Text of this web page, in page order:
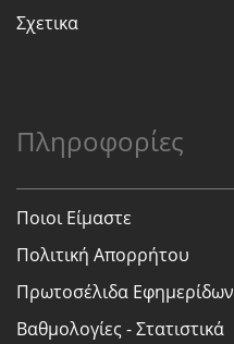
Σχετικα
Πληροφορίες
Ποιοι Είμαστε
Πολιτική Απορρήτου
Πρωτοσέλιδα Εφημερίδων
Βαθμολογίες - Στατιστικά